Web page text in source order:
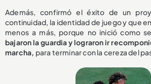
Además, confirmó el éxito de un
continuidad, la identidad de juego y que
menos a más, porque no inició como
bajaron la guardia y lograron ir
marcha, para terminar con la cereza del